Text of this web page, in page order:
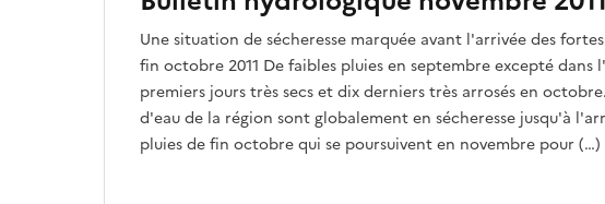
Une situation de sécheresse marquée avant l'arrivée des
fin octobre 2011 De faibles pluies en septembre excepté dans
premiers jours très secs et dix derniers très arrosés en
d'eau de la région sont globalement en sécheresse jusqu'à
pluies de fin octobre qui se poursuivent en novembre pour (…)